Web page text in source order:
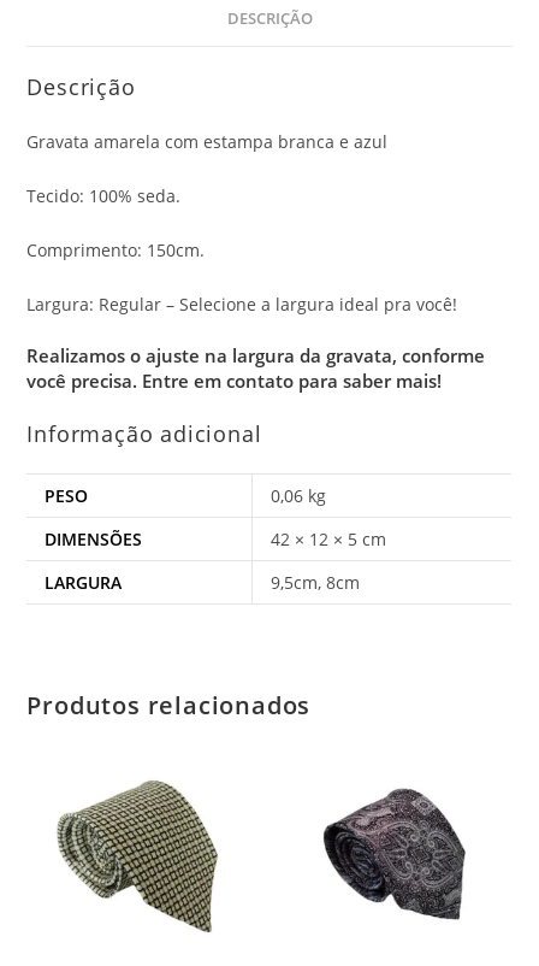
DESCRIÇÃO
Descrição
Gravata amarela com estampa branca e azul
Tecido: 100% seda.
Comprimento: 150cm.
Largura: Regular – Selecione a largura ideal pra você!
Realizamos o ajuste na largura da gravata, conforme
você precisa. Entre em contato para saber mais!
Informação adicional
PESO
0,06 kg
DIMENSÕES
42 × 12 × 5 cm
LARGURA
9,5cm, 8cm
Produtos relacionados